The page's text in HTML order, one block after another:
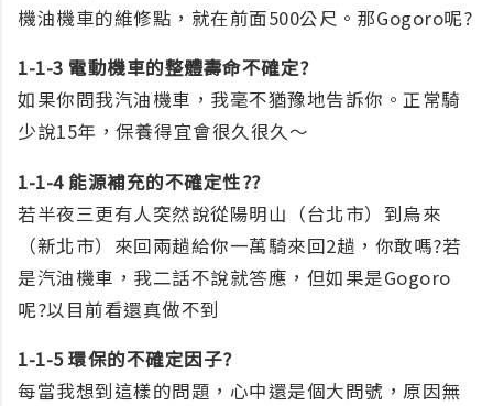
機油機車的維修點，就在前面500公尺。那Gogoro呢?
1-1-3 電動機車的整體壽命不確定?
如果你問我汽油機車，我毫不猶豫地告訴你。正常騎
少說15年，保養得宜會很久很久～
1-1-4 能源補充的不確定性??
若半夜三更有人突然說從陽明山（台北市）到烏來
（新北市）來回兩趟給你一萬騎來回2趟，你敢嗎?若
是汽油機車，我二話不說就答應，但如果是Gogoro
呢?以目前看還真做不到
1-1-5 環保的不確定因子?
每當我想到這樣的問題，心中還是個大問號，原因無